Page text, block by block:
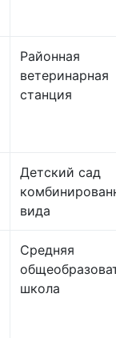
Районная
ветеринарная
станция
Детский сад
вида
Средняя
школа